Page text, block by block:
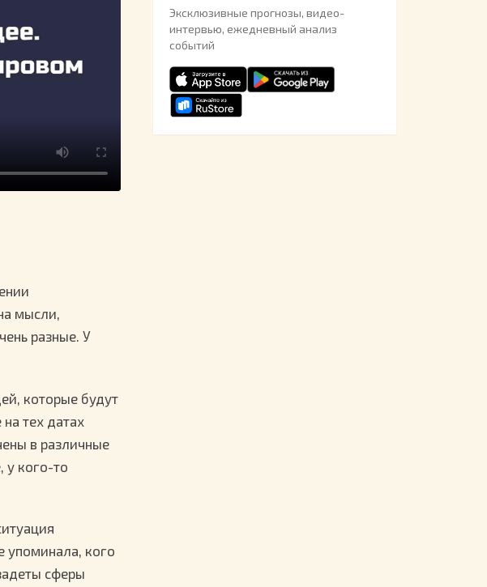
мысли,
разные. У
которые будут
тех датах
в различные
у кого-то
упоминала, кого
сферы
Эксклюзивные прогнозы, видео-
интервью, ежедневный анализ
событий